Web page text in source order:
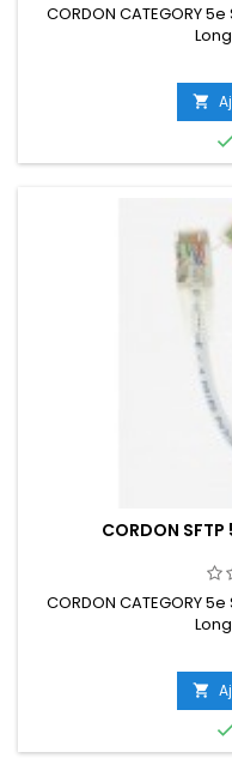
CORDON CATEGORY 5e

CORDON SFTP
CORDON CATEGORY 5e
